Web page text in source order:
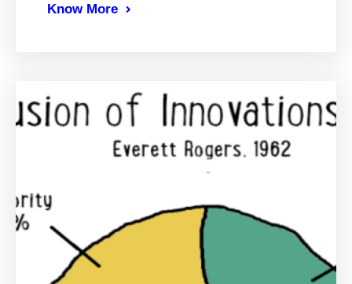
Know More